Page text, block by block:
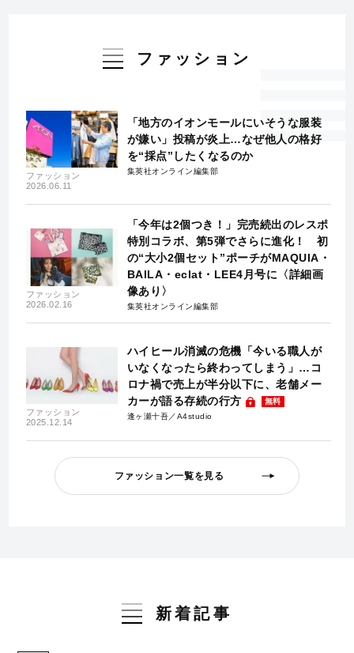
ファッション
ファッション
2026.06.11
「地方のイオンモールにいそうな服装
が嫌い」投稿が炎上…なぜ他人の格好
を“採点”したくなるのか
集英社オンライン編集部
ファッション
2026.02.16
「今年は2個つき！」完売続出のレスポ
特別コラボ、第5弾でさらに進化！ 初
の“大小2個セット”ポーチがMAQUIA・
BAILA・eclat・LEE4月号に〈詳細画
像あり〉
集英社オンライン編集部
ファッション
2025.12.14
ハイヒール消滅の危機「今いる職人が
いなくなったら終わってしまう」…コ
ロナ禍で売上が半分以下に、老舗メー
カーが語る存続の行方
無料
逢ヶ瀬十吾／A4studio
ファッション一覧を見る
新着記事